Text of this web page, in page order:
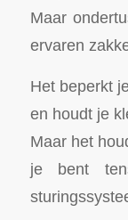
Maar
ervaren
Het beperkt
en houdt je
Maar het
je bent